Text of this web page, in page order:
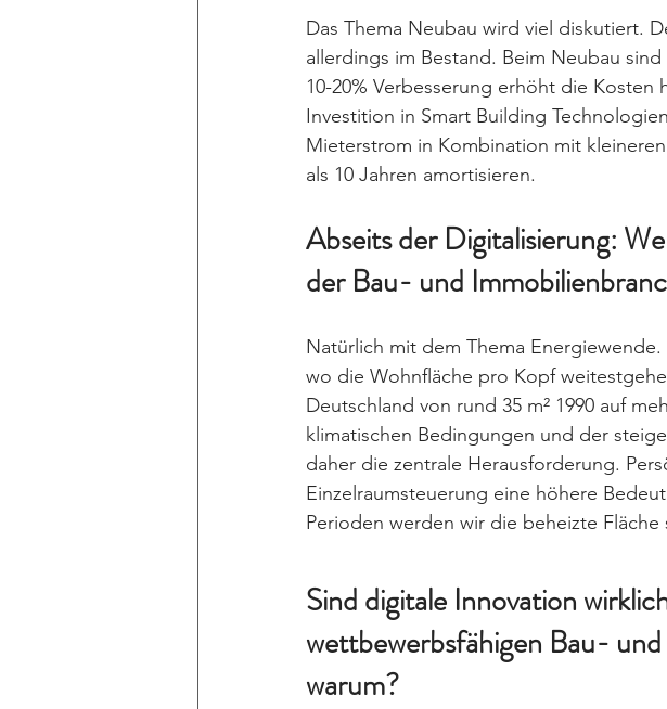
Das Thema Neubau wird viel diskutiert.
allerdings im Bestand. Beim Neubau
10-20% Verbesserung erhöht die
Investition in Smart Building
Mieterstrom in Kombination mit
als 10 Jahren amortisieren.
Abseits der Digitalisierung:
der Bau- und
Natürlich mit dem Thema
wo die Wohnfläche pro Kopf
Deutschland von rund 35 m² 1990 auf
klimatischen Bedingungen und der
daher die zentrale Herausforderung.
Einzelraumsteuerung eine höhere
Perioden werden wir die beheizte
Sind digitale Innovation
wettbewerbsfähigen Bau-
warum?